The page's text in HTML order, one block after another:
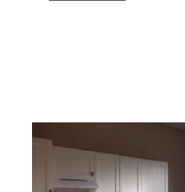
LANNEMEZAN 65
2 , 6 pièces
Ref : 18552